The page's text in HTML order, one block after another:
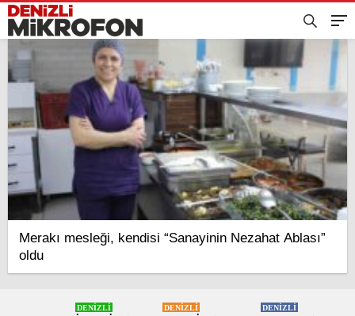
Merakı mesleği, kendisi “Sanayinin Nezahat Ablası”
oldu
DENİZLİ DENİZLİ DENİZLİ